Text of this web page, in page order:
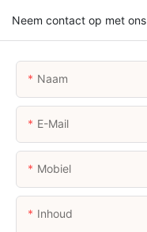
Neem contact op met ons
Naam
E-Mail
Mobiel
Inhoud